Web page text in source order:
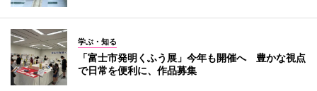
学ぶ・知る
「富士市発明くふう展」今年も開催へ 豊かな視点
で日常を便利に、作品募集